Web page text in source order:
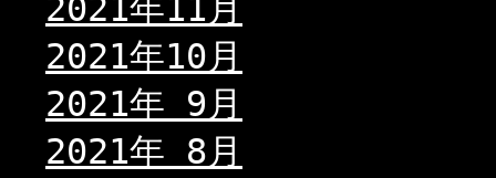
2021年11月
2021年10月
2021年 9月
2021年 8月